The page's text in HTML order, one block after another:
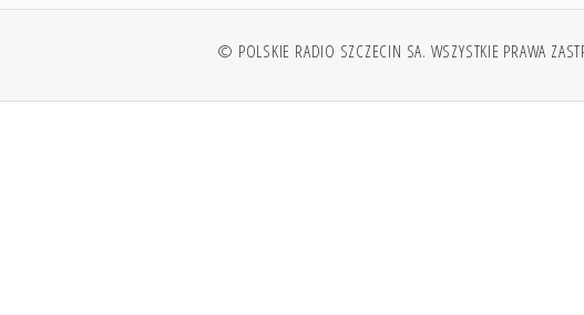
© POLSKIE RADIO SZCZECIN SA. WSZYSTKIE PRAWA